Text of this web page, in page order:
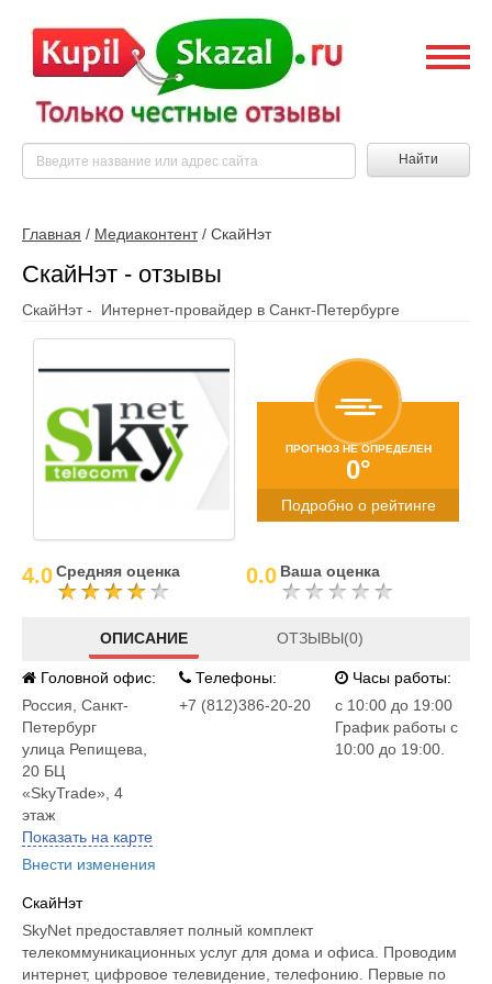
Найти
Главная / Медиаконтент/ СкайНэт
СкайНэт - отзывы
СкайНэт - Интернет-провайдер в Санкт-Петербурге
ПРОГНОЗ НЕ ОПРЕДЕЛЕН
0°
Подробно о рейтинге
4.0Средняя оценка 0.0 Ваша оценка
ОПИСАНИЕ ОТЗЫВЫ(0)
Головной офис:
Россия Санкт-
Петербург
улица Репищева,
20 БЦ
«SkyTrade», 4
этаж
Показать на карте
Внести изменения
Телефоны:
+7 (812)386-20-20
Часы работы:
c 10:00 до 19:00
График работы с
10:00 до 19:00.
СкайНэт
SkyNet предоставляет полный комплект
телекоммуникационных услуг для дома и офиса. Проводим
интернет, цифровое телевидение, телефонию. Первые по